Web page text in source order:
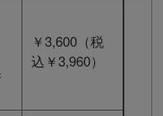
￥3,600（税
込￥3,960）